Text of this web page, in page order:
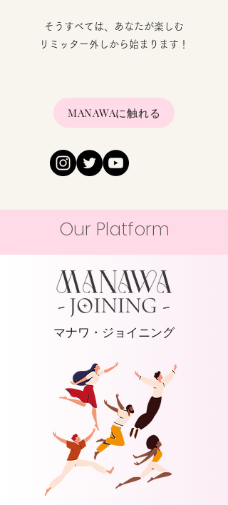
そうすべては、あなたが楽しむ
リミッター外しから始まります！
MANAWAに触れる
Our Platform
マナワ・ジョイニング